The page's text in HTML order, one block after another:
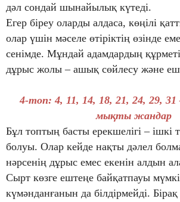
дәл сондай шынайылық күтеді.
Егер біреу оларды алдаса, көңілі
олар үшін мәселе өтіріктің өзінде
сенімде. Мұндай адамдардың
дұрыс жолы – ашық сөйлесу және
4-топ: 4, 11, 14, 18, 21, 24, 29,
мықты жандар
Бұл топтың басты ерекшелігі – ішкі
болуы. Олар кейде нақты дәлел
нәрсенің дұрыс емес екенін алдын
Сырт көзге ештеңе байқатпауы
күмәнданғанын да білдірмейді.